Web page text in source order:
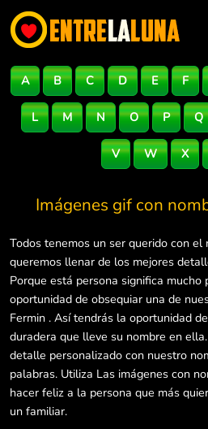
A B C D E F
L M N O P Q
V W X
Imágenes gif con
Todos tenemos un ser querido con el
queremos llenar de los mejores
Porque está persona significa
oportunidad de obsequiar una de
Fermin . Así tendrás la oportunidad
duradera que lleve su nombre en
detalle personalizado con nuestro
palabras. Utiliza Las imágenes con
hacer feliz a la persona que más
un familiar.